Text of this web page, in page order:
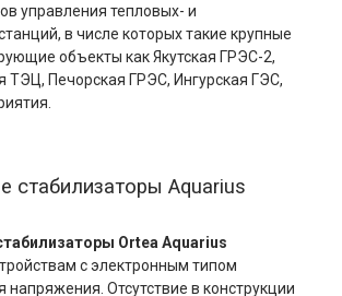
управления тепловых- и
в числе которых такие крупные
объекты как Якутская ГРЭС-2,
ТЭЦ, Печорская ГРЭС, Ингурская ГЭС,
стабилизаторы Aquarius
Ortea Aquarius
с электронным типом
напряжения. Отсутствие в конструкции